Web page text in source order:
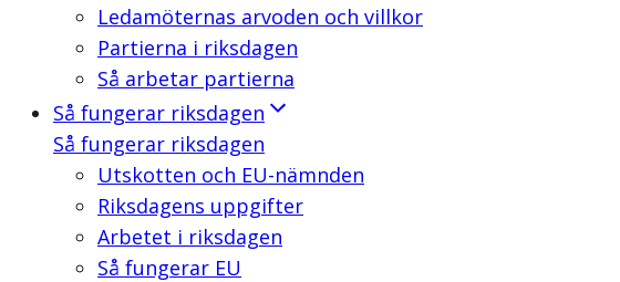
Ledamöternas arvoden och villkor
Partierna i riksdagen
Så arbetar partierna
Så fungerar riksdagen
Så fungerar riksdagen
Utskotten och EU-nämnden
Riksdagens uppgifter
Arbetet i riksdagen
Så fungerar EU